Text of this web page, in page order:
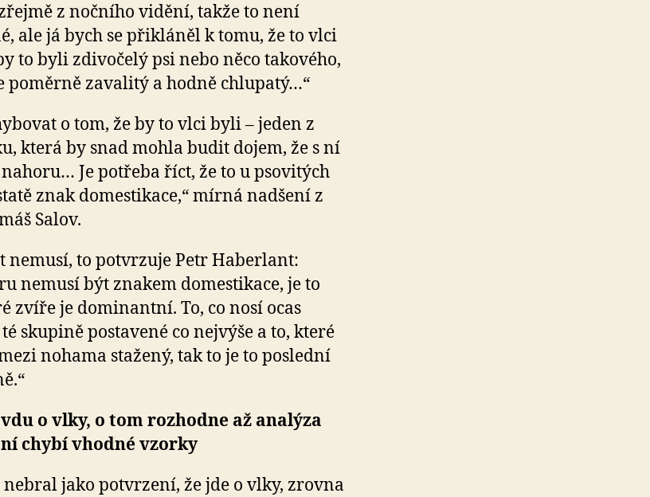
z nočního vidění, takže to není
ale já bych se přikláněl k tomu, že to vlci
to byli zdivočelý psi nebo něco takového,
poměrně zavalitý a hodně chlupatý…“
o tom, že by to vlci byli – jeden z
která by snad mohla budit dojem, že s ní
Je potřeba říct, že to u psovitých
znak domestikace,“ mírná nadšení z
Salov.
nemusí, to potvrzuje Petr Haberlant:
nemusí být znakem domestikace, je to
zvíře je dominantní. To, co nosí ocas
skupině postavené co nejvýše a to, které
nohama stažený, tak to je to poslední
o vlky, o tom rozhodne až analýza
chybí vhodné vzorky
nebral jako potvrzení, že jde o vlky, zrovna